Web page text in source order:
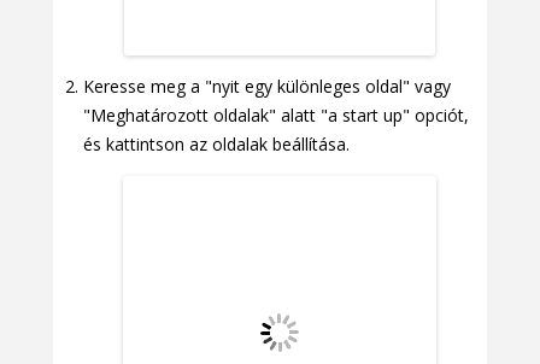
Keresse meg a "nyit egy különleges oldal" vagy
"Meghatározott oldalak" alatt "a start up" opciót,
és kattintson az oldalak beállítása.